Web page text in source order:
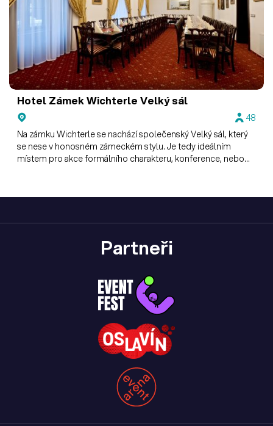
Hotel Zámek Wichterle Velký sál
48
Na zámku Wichterle se nachází společenský Velký sál, který
se nese v honosném zámeckém stylu. Je tedy ideálním
místem pro akce formálního charakteru, konference, nebo
Partneři